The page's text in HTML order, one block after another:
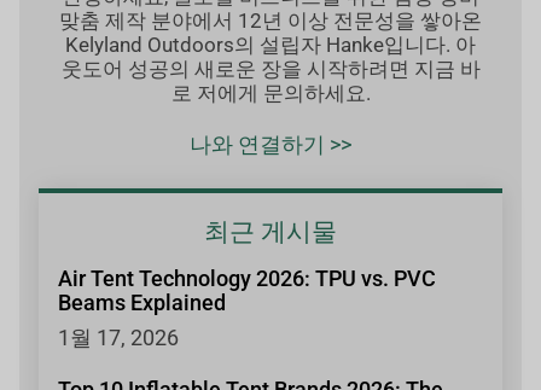
맞춤 제작 분야에서 12년 이상 전문성을 쌓아온
Kelyland Outdoors의 설립자 Hanke입니다. 아
웃도어 성공의 새로운 장을 시작하려면 지금 바
로 저에게 문의하세요.
나와 연결하기 >>
최근 게시물
Air Tent Technology 2026: TPU vs. PVC
Beams Explained
1월 17, 2026